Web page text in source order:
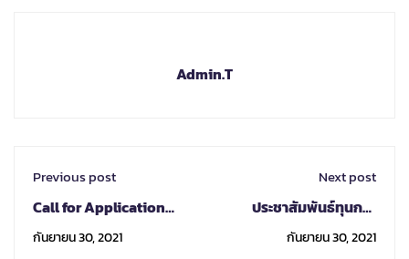
Admin.T
Previous post
Call for Application
Sophia Online January
Session 2022
กันยายน 30, 2021
Next post
ประชาสัมพันธ์ทุนการ
ศึกษา Chevening ประจำ
ปี 2565-2566
กันยายน 30, 2021